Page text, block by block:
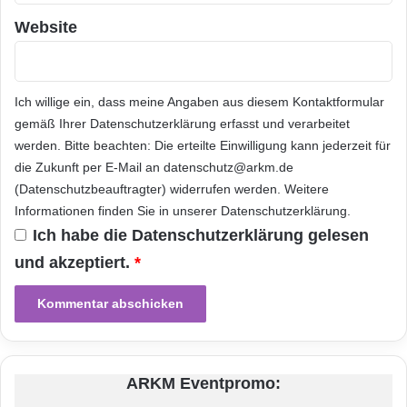
dann sollte ich einfach mal mich hinterfragen:
wollen im Internet Geschäfte machen, das
Internet ist keine kostenlose Spielwiese,
sondern eben ein Tummelplatz von
Cyberkriminellen. Und da hilft wirklich
Aufklärung – und das fängt eben auch schon
bei Kindern an.“
Abmoderationsvorschlag: Mehr über die
aktuellen Bedrohungen im Internet und wie Sie
sich davor schützen können, erfahren Sie auf
www.sophos.de.
Website
Ich willige ein, dass meine Angaben aus diesem Kontaktformular
gemäß Ihrer Datenschutzerklärung erfasst und verarbeitet
werden. Bitte beachten: Die erteilte Einwilligung kann jederzeit für
die Zukunft per E-Mail an datenschutz@arkm.de
(Datenschutzbeauftragter) widerrufen werden. Weitere
Informationen finden Sie in unserer Datenschutzerklärung
Ich habe die Datenschutzerklärung gelesen
und akzeptiert. *
ARKM Eventpromo: